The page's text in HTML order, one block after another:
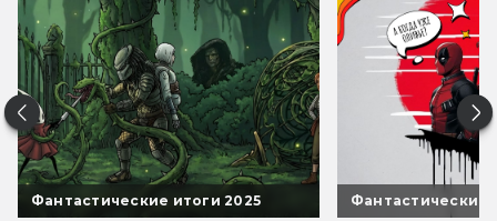
Фантастические итоги 2025 Фантастические